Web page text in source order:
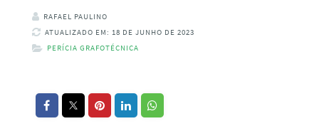
RAFAEL PAULINO
ATUALIZADO EM: 18 DE JUNHO DE 2023
PERÍCIA GRAFOTÉCNICA